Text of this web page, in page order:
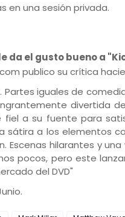
en una sesión privada.
da el gusto bueno a
publico su crítica
iguales de
divertida
a su fuente para
a los elementos
hilarantes y
pocos, pero este
del DVD"